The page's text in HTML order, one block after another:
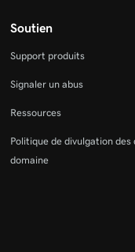
Soutien
Support produits
Signaler un abus
Ressources
Politique de divulgation
domaine